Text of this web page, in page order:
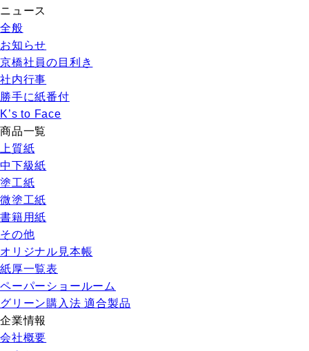
ニュース
全般
お知らせ
京橋社員の目利き
社内行事
勝手に紙番付
K’s to Face
商品一覧
上質紙
中下級紙
塗工紙
微塗工紙
書籍用紙
その他
オリジナル見本帳
紙厚一覧表
ペーパーショールーム
グリーン購入法 適合製品
企業情報
会社概要